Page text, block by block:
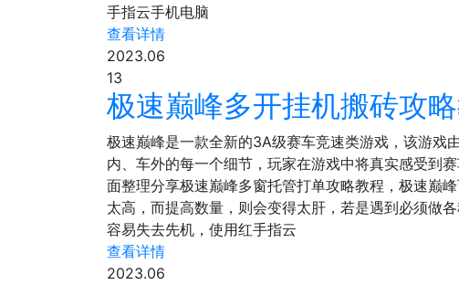
手指云手机电脑
查看详情
2023.06
13
极速巅峰多开挂机搬砖攻
极速巅峰是一款全新的3A级赛车竞速类游戏，该游戏
内、车外的每一个细节，玩家在游戏中将真实感受到
面整理分享极速巅峰多窗托管打单攻略教程，极
太高，而提高数量，则会变得太肝，若是遇到必须做
容易失去先机，使用红手指云
查看详情
2023.06